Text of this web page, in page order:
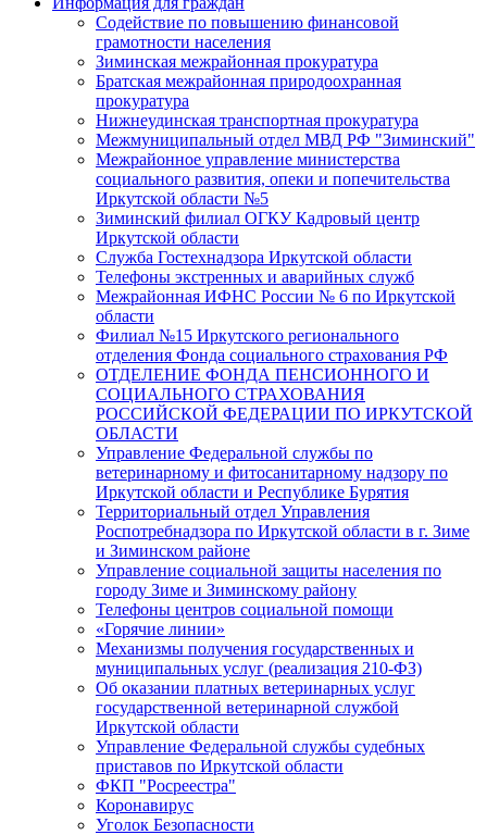
Содействие по повышению финансовой
грамотности населения
Зиминская межрайонная прокуратура
Братская межрайонная природоохранная
прокуратура
Нижнеудинская транспортная прокуратура
Межмуниципальный отдел МВД РФ "Зиминский"
Межрайонное управление министерства
социального развития, опеки и попечительства
Иркутской области №5
Зиминский филиал ОГКУ Кадровый центр
Иркутской области
Служба Гостехнадзора Иркутской области
Телефоны экстренных и аварийных служб
Межрайонная ИФНС России № 6 по Иркутской
области
Филиал №15 Иркутского регионального
отделения Фонда социального страхования РФ
ОТДЕЛЕНИЕ ФОНДА ПЕНСИОННОГО И
СОЦИАЛЬНОГО СТРАХОВАНИЯ
РОССИЙСКОЙ ФЕДЕРАЦИИ ПО ИРКУТСКОЙ
ОБЛАСТИ
Управление Федеральной службы по
ветеринарному и фитосанитарному надзору по
Иркутской области и Республике Бурятия
Территориальный отдел Управления
Роспотребнадзора по Иркутской области в г. Зиме
и Зиминском районе
Управление социальной защиты населения по
городу Зиме и Зиминскому району
Телефоны центров социальной помощи
«Горячие линии»
Механизмы получения государственных и
муниципальных услуг (реализация 210-ФЗ)
Об оказании платных ветеринарных услуг
государственной ветеринарной службой
Иркутской области
Управление Федеральной службы судебных
приставов по Иркутской области
ФКП "Росреестра"
Коронавирус
Уголок Безопасности